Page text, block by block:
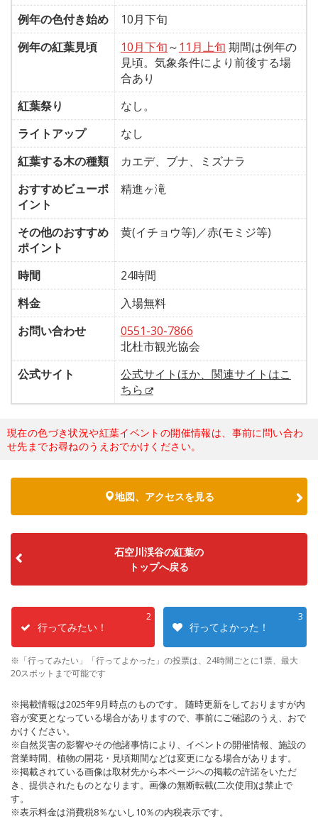
例年の色付き始め
10月下旬
例年の紅葉見頃
10月下旬～ 11月上旬 期間は例年の
見頃。気象条件により前後する場
合あり
紅葉祭り
なし。
ライトアップ
なし
紅葉する木の種類
カエデ、ブナ、ミズナラ
おすすめビューポ
イント
精進ヶ滝
その他のおすすめ
ポイント
黄(イチョウ等)／赤(モミジ等)
時間
24時間
料金
入場無料
お問い合わせ
0551-30-7866
北杜市観光協会
公式サイト
公式サイトほか、関連サイトはこ
ちら
現在の色づき状況や紅葉イベントの開催情報は、事前に問い合わ
せ先までお尋ねのうえおでかけください。
地図、アクセスを見る
石空川渓谷の紅葉の
トップへ戻る
2
行ってみたい！
3
行ってよかった！
※「行ってみたい」「行ってよかった」の投票は、24時間ごとに1票、最大
20スポットまで可能です
※掲載情報は2025年9月時点のものです。 随時更新をしておりますが内
容が変更となっている場合がありますので、事前にご確認のうえ、おで
かけください。
※自然災害の影響やその他諸事情により、イベントの開催情報、施設の
営業時間、植物の開花・見頃期間などは変更になる場合があります。
※掲載されている画像は取材先から本ページへの掲載の許諾をいただ
き、提供されたものとなります。画像の無断転載(二次使用)は禁止で
す。
※表示料金は消費税8％ないし10％の内税表示です。